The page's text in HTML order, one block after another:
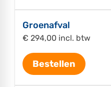
Groenafval
€ 294,00 incl. btw
Bestellen